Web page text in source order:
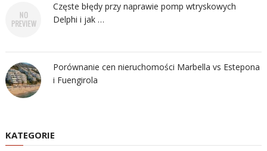
Częste błędy przy naprawie pomp wtryskowych
Delphi i jak …
Porównanie cen nieruchomości Marbella vs Estepona
i Fuengirola
KATEGORIE